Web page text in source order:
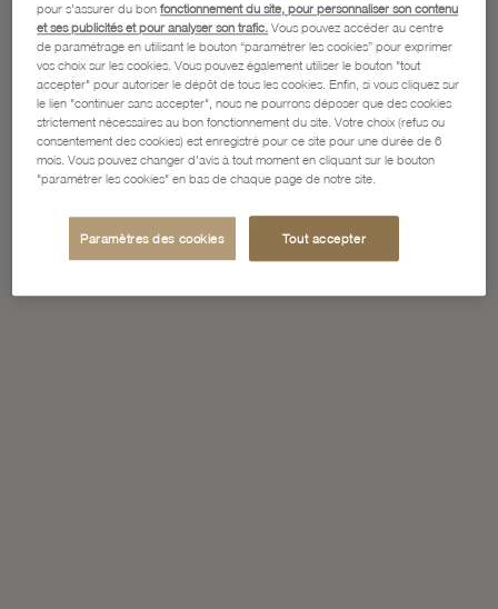
pour s'assurer du bonfonctionnement du site, pour personnaliser son contenu
et ses publicités et pour analyser son trafic. Vous pouvez accéder au centre
de paramétrage en utilisant le bouton “paramétrer les cookies” pour exprimer
vos choix sur les cookies. Vous pouvez également utiliser le bouton "tout
accepter" pour autoriser le dépôt de tous les cookies. Enfin, si vous cliquez sur
le lien "continuer sans accepter", nous ne pourrons déposer que des cookies
strictement nécessaires au bon fonctionnement du site. Votre choix (refus ou
consentement des cookies) est enregistré pour ce site pour une durée de 6
mois. Vous pouvez changer d'avis à tout moment en cliquant sur le bouton
"paramétrer les cookies" en bas de chaque page de notre site.
Paramètres des cookies Tout accepter